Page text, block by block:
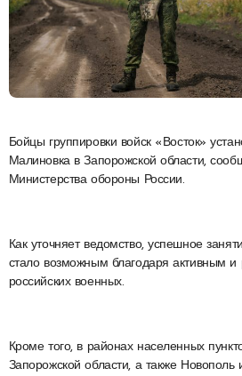
Бойцы группировки войск «Восток» установили контроль над селом
Малиновка в Запорожской области,
Министерства обороны России.
Как уточняет ведомство, успешное
стало возможным благодаря активным
российских военных.
Кроме того, в районах населенных
Запорожской области, а также Новополь